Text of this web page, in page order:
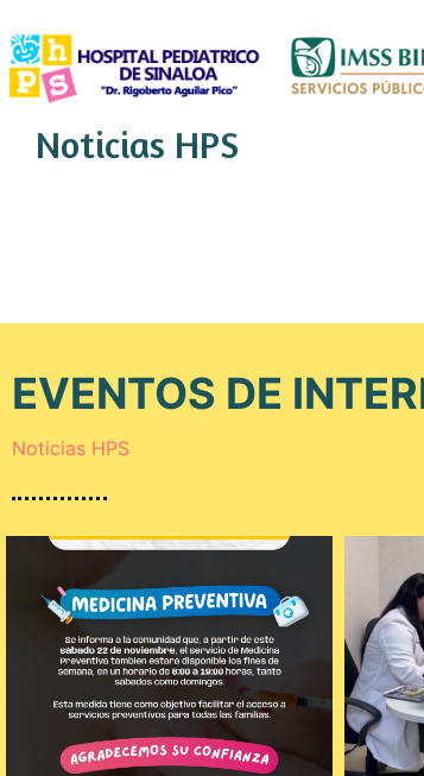
Noticias HPS
EVENTOS DE
Noticias HPS